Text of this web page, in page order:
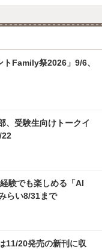
Family祭2026」9/6、
、受験生向けトークイ
22
験でも楽しめる「AI
らい8/31まで
11/20発売の新刊に収